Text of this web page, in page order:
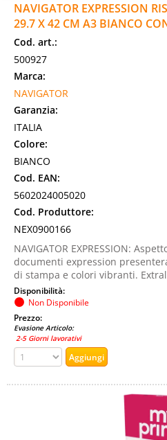
NAVIGATOR EXPRESSION
29.7 X 42 CM A3 BIANCO
Cod. art.:
500927
Marca:
NAVIGATOR
Garanzia:
ITALIA
Colore:
BIANCO
Cod. EAN:
5602024005020
Cod. Produttore:
NEX0900166
NAVIGATOR EXPRESSION:
documenti expression
di stampa e colori vibranti.
Disponibilità:
Non Disponibile
Prezzo:
Evasione Articolo:
2-5 Giorni lavorativi